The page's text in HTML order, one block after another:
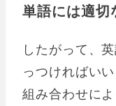
単語には適切
したがって、
っつければい
組み合わせに